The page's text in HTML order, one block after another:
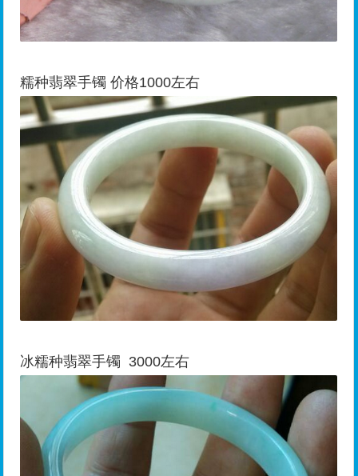
糯种翡翠手镯 价格1000左右
冰糯种翡翠手镯 3000左右